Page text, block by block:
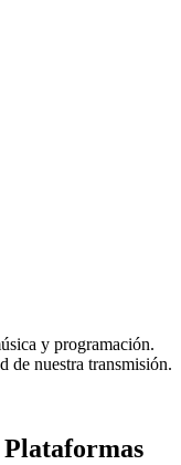
y programación.
de nuestra transmisión.
Plataformas